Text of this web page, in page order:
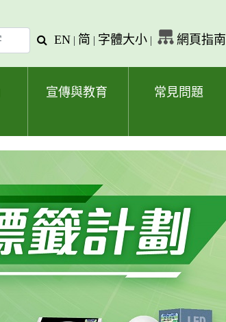
查
字
EN | 简 | 字體大小 | 網頁指南
宣傳與教育 常見問題